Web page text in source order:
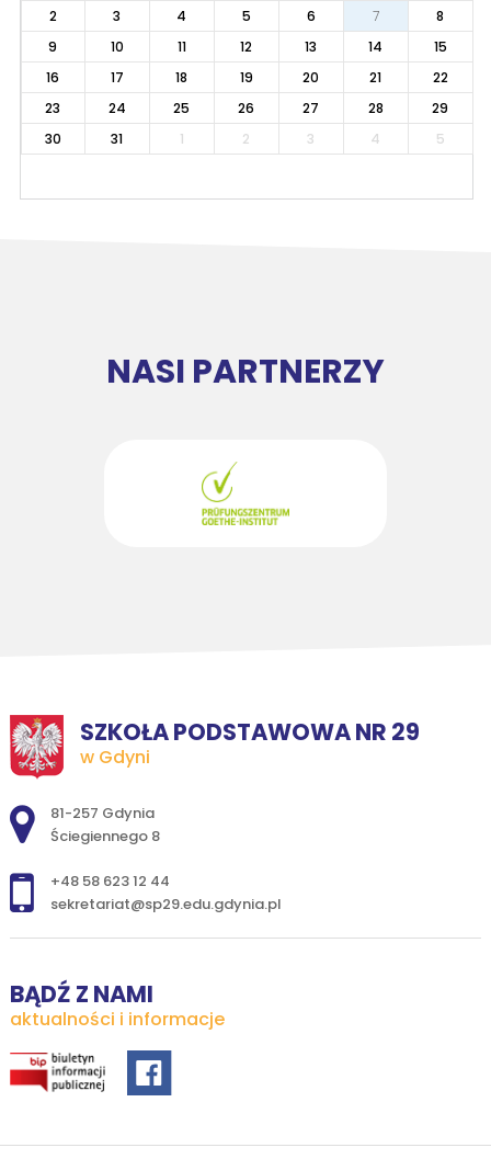
2
3 4 5 6 7
8
9
10 11 12 13 14
15
16
17 18 19 20 21
22
23
24 25 26 27 28
29
30
31 1 2 3 4 5
NASI PARTNERZY
SZKOŁA PODSTAWOWA NR 29
w Gdyni
Adres pocztowy:
81-257 Gdynia
Ściegiennego 8
+48 58 623 12 44
sekretariat@sp29.edu.gdynia.pl
BĄDŹ Z NAMI
aktualności i informacje